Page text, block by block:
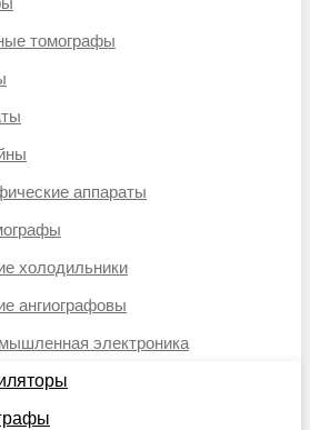
томографы
аппараты
холодильники
ангиографовы
электроника